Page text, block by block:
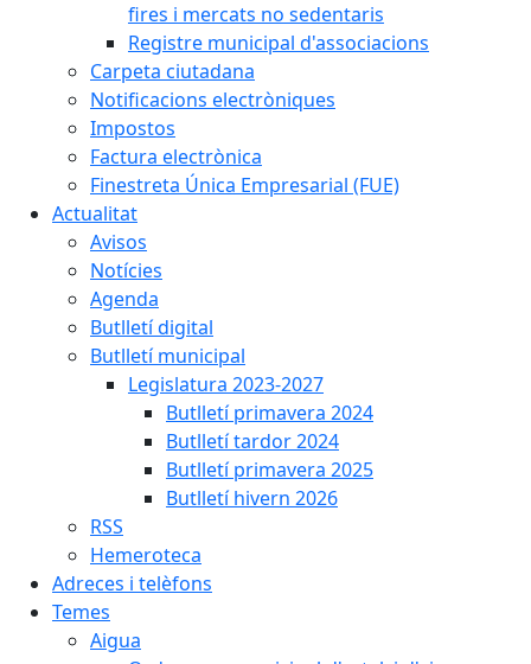
fires i mercats no sedentaris
Registre municipal d'associacions
Carpeta ciutadana
Notificacions electròniques
Impostos
Factura electrònica
Finestreta Única Empresarial (FUE)
Actualitat
Avisos
Notícies
Agenda
Butlletí digital
Butlletí municipal
Legislatura 2023-2027
Butlletí primavera 2024
Butlletí tardor 2024
Butlletí primavera 2025
Butlletí hivern 2026
RSS
Hemeroteca
Adreces i telèfons
Temes
Aigua